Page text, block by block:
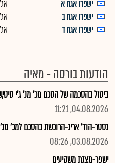
ישפרו אגח א
ישפרו אגח ב
ישפרו אגח ד
הודעות בורסה - מאיה
ביטול בהסכמה של הסכם מכ' מנ' ג'י
04.08.2026, 11:21
נסטר-הוד' ארינ-הרוכשת בהסכם למכ' מנ'
03.08.2026, 08:26
ישפר-מצגת משקיעים